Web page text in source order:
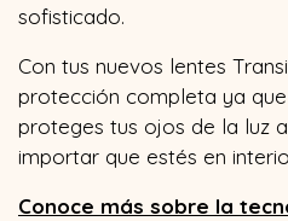
sofisticado.
Con tus nuevos lentes
protección completa ya
proteges tus ojos de la luz
importar que estés en
Conoce más sobre la